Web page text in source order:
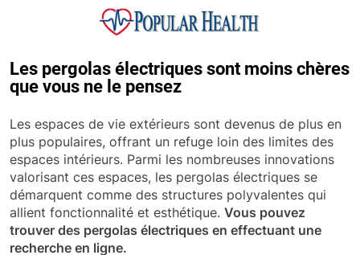
Popular Health
Les pergolas électriques sont moins chères
que vous ne le pensez
Les espaces de vie extérieurs sont devenus de plus en
plus populaires, offrant un refuge loin des limites des
espaces intérieurs. Parmi les nombreuses innovations
valorisant ces espaces, les pergolas électriques se
démarquent comme des structures polyvalentes qui
allient fonctionnalité et esthétique. Vous pouvez
trouver des pergolas électriques en effectuant une
recherche en ligne.